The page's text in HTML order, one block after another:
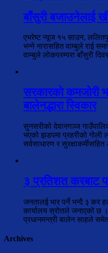
बाँसुरी बजाउनेलाई
एभरेष्ट न्यूज १५ साउन,
भन्ने नारासहित वाम्बुले राई
वाम्बुले लोकपरम्परा बाँसुरी
सरकारको कमजोरी
बालेनद्धारा स्विकार
सुनसरीको देवानगञ्ज
भएको झडपमा प्रहरीको
सर्वसाधारण र
३ प्रतिशत करबाट
जनतालई भार पर्ने भन्दै ३ कर
कार्यालय स्रोतले जनाएको छ
प्रधानमन्त्री बालेन साहले
Archives